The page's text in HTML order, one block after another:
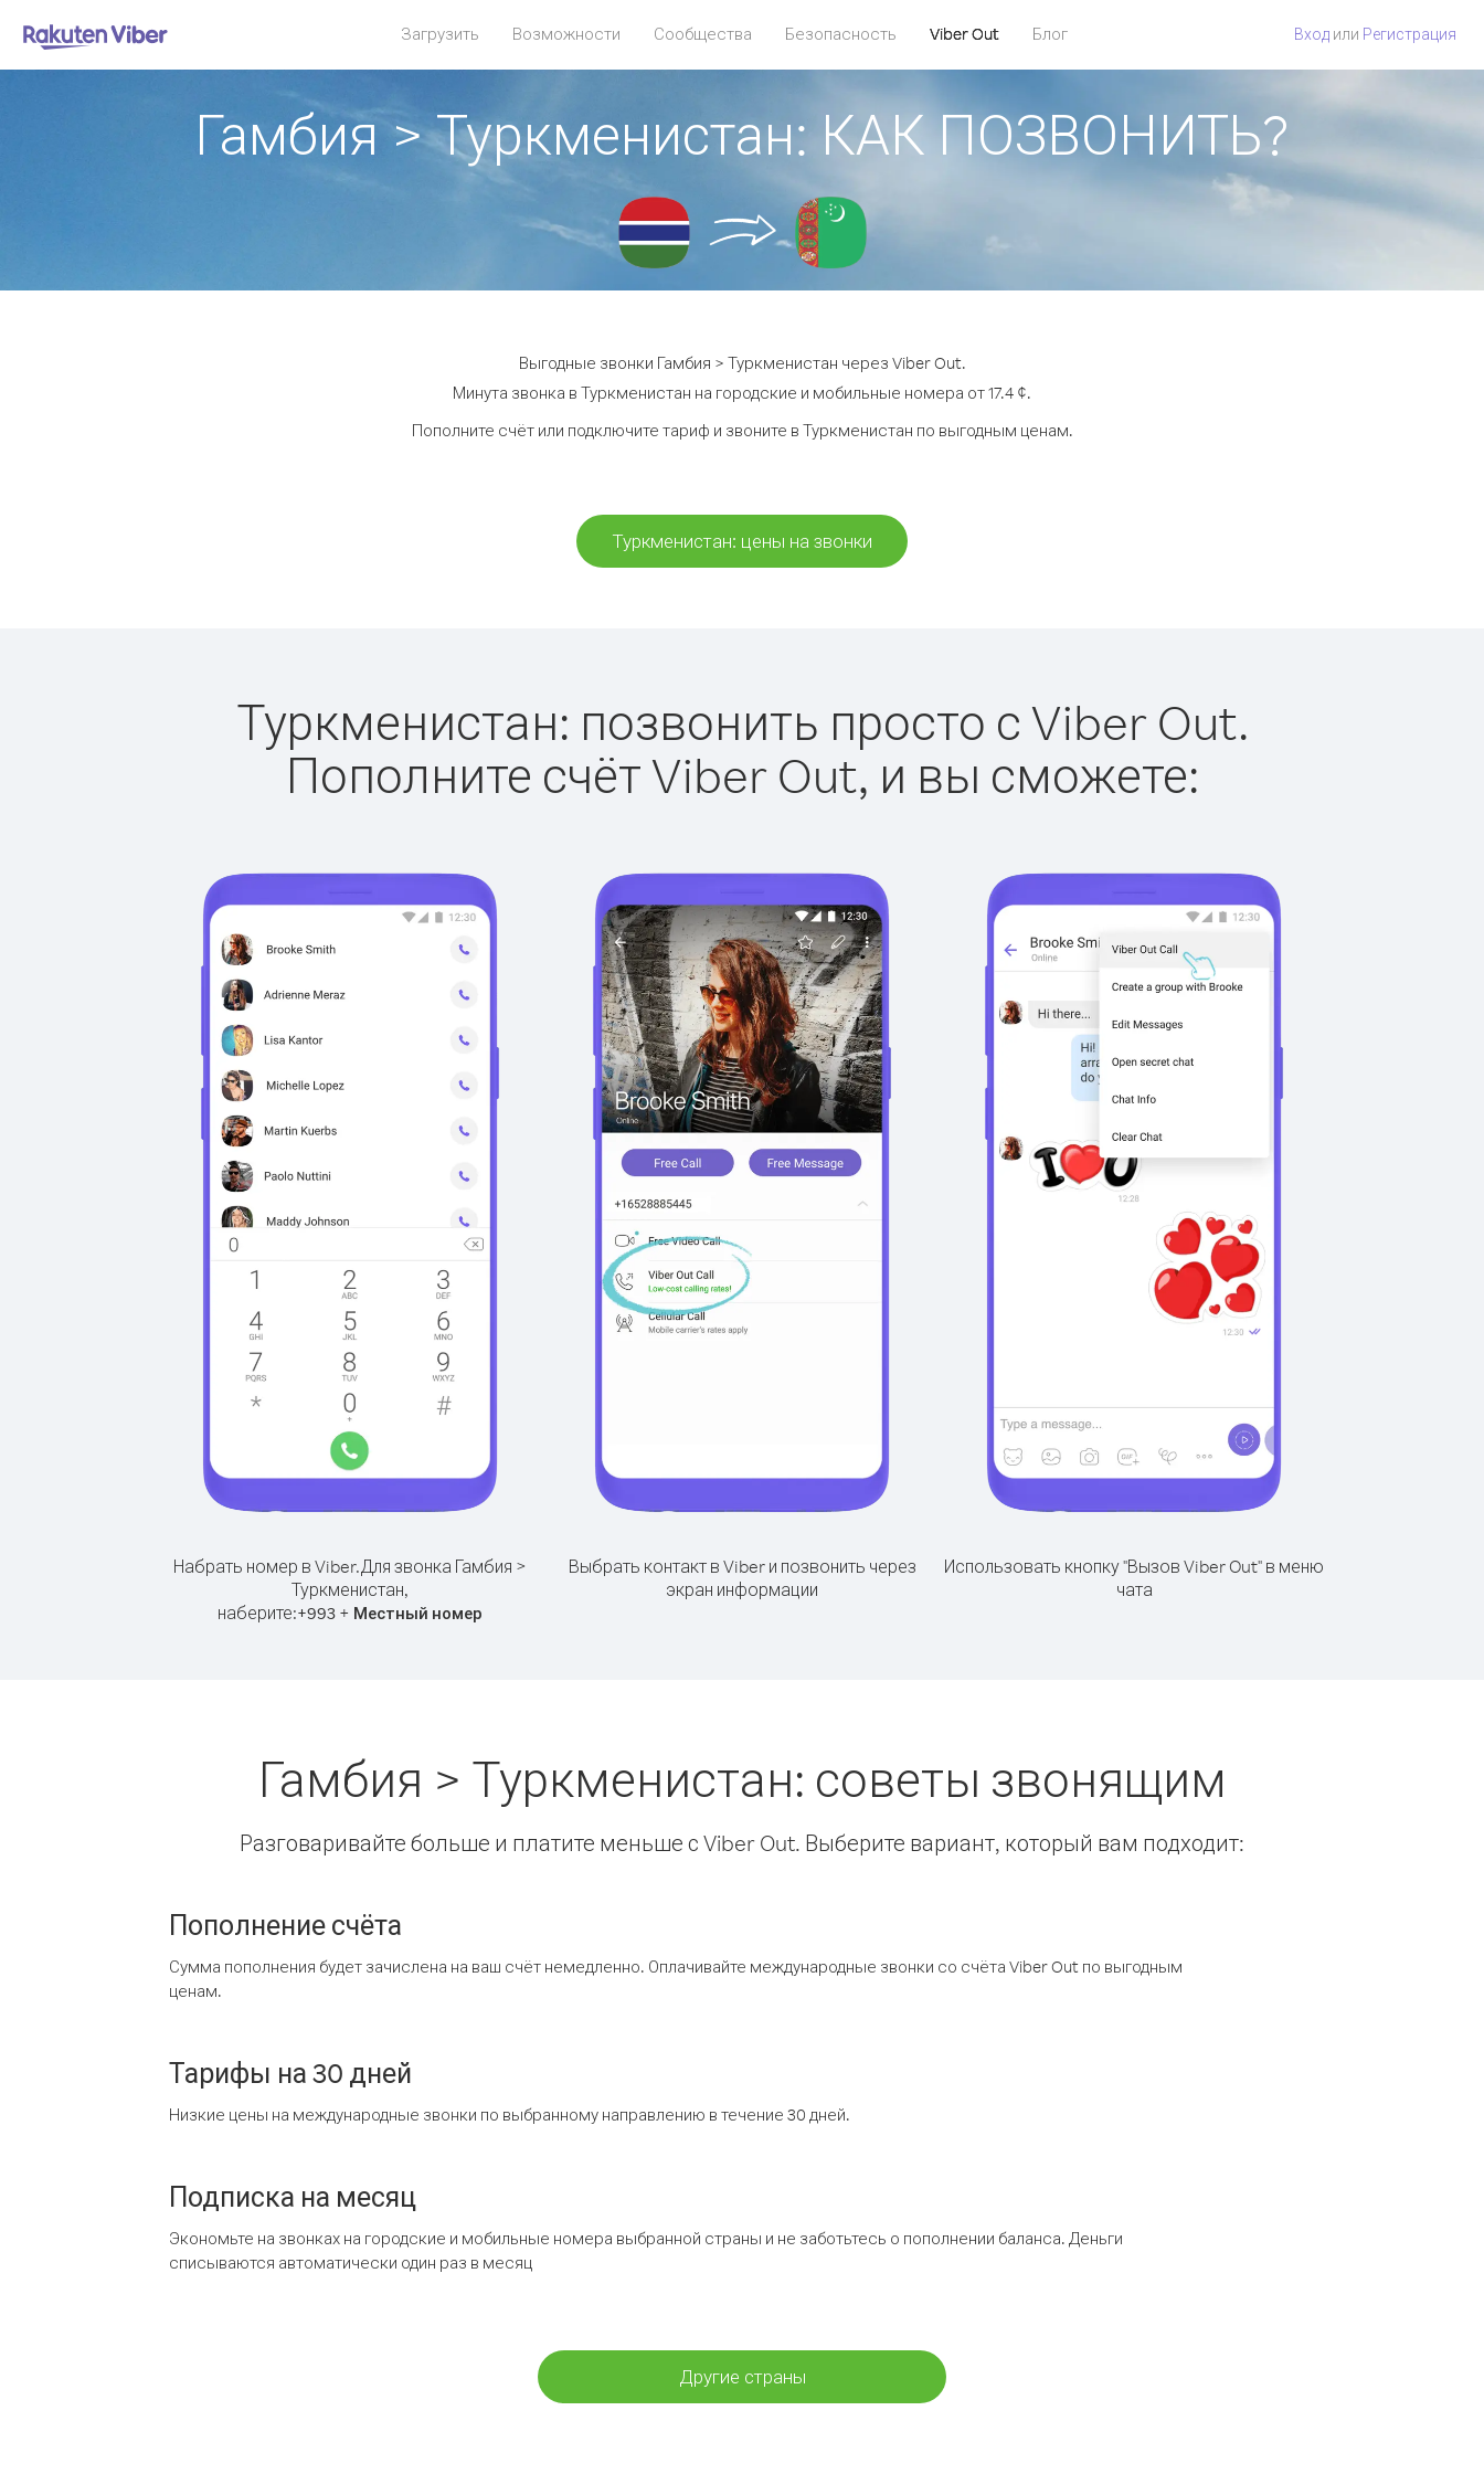
Загрузить Возможности Сообщества Безопасность Viber Out Блог Вход или Регистрация
Гамбия > Туркменистан: КАК ПОЗВОНИТЬ?
Выгодные звонки Гамбия > Туркменистан через Viber Out.
Минута звонка в Туркменистан на городские и мобильные номера от 17.4 ¢.
Пополните счёт или подключите тариф и звоните в Туркменистан по выгодным ценам.
Туркменистан: цены на звонки
Туркменистан: позвонить просто с Viber Out.
Пополните счёт Viber Out, и вы сможете:
Набрать номер в Viber.Для звонка Гамбия >
Туркменистан,
наберите:+993 + Местный номер
Выбрать контакт в Viber и позвонить через
экран информации
Использовать кнопку "Вызов Viber Out" в меню
чата
Гамбия > Туркменистан: советы звонящим
Разговаривайте больше и платите меньше с Viber Out. Выберите вариант, который вам подходит:
Пополнение счёта
Сумма пополнения будет зачислена на ваш счёт немедленно. Оплачивайте международные звонки со счёта Viber Out по выгодным
ценам.
Тарифы на 30 дней
Низкие цены на международные звонки по выбранному направлению в течение 30 дней.
Подписка на месяц
Экономьте на звонках на городские и мобильные номера выбранной страны и не заботьтесь о пополнении баланса. Деньги
списываются автоматически один раз в месяц
Другие страны